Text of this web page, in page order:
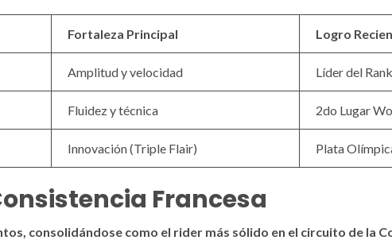
Fortaleza Principal Logro
Amplitud y velocidad Líder del
Fluidez y técnica 2do Lugar
Innovación (Triple Flair) Plata
Francesa
consolidándose como el rider más sólido en el circuito de la